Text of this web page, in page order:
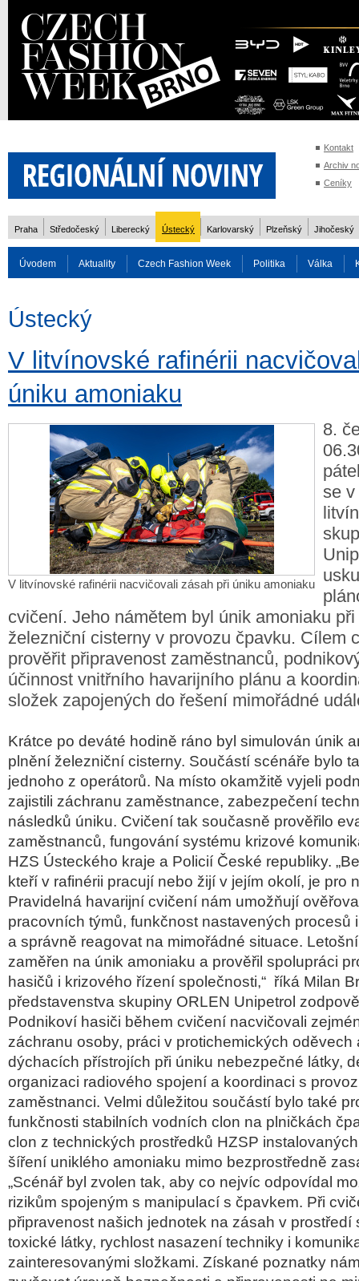
Kontakt
Archiv
Ceníky
Praha Středočeský Liberecký Ústecký Karlovarský Plzeňský Jihočeský
Úvodem Aktuality Czech Fashion Week Politika Válka
Ústecký
V litvínovské rafinérii
úniku amoniaku
V litvínovské rafinérii nacvičovali zásah při úniku amoniaku
8.
se v
cvičení. Jeho námětem byl únik amoniaku
železniční cisterny v provozu čpavku. Cílem
prověřit připravenost zaměstnanců,
účinnost vnitřního havarijního plánu a
složek zapojených do řešení mimořádné
Krátce po deváté hodině ráno byl simulován únik
plnění železniční cisterny. Součástí scénáře bylo
jednoho z operátorů. Na místo okamžitě vyjeli
zajistili záchranu zaměstnance, zabezpečení
následků úniku. Cvičení tak současně prověřilo
zaměstnanců, fungování systému krizové
HZS Ústeckého kraje a Policií České republiky.
kteří v rafinérii pracují nebo žijí v jejím okolí, je pro
Pravidelná havarijní cvičení nám umožňují
pracovních týmů, funkčnost nastavených procesů
a správně reagovat na mimořádné situace.
zaměřen na únik amoniaku a prověřil spolupráci
hasičů i krizového řízení společnosti,“ říká Milan
představenstva skupiny ORLEN Unipetrol
Podnikoví hasiči během cvičení nacvičovali
záchranu osoby, práci v protichemických oděvech
dýchacích přístrojích při úniku nebezpečné látky,
organizaci radiového spojení a koordinaci s
zaměstnanci. Velmi důležitou součástí bylo také
funkčnosti stabilních vodních clon na plničkách
clon z technických prostředků HZSP
šíření uniklého amoniaku mimo bezprostředně
„Scénář byl zvolen tak, aby co nejvíc odpovídal
rizikům spojeným s manipulací s čpavkem. Při
připravenost našich jednotek na zásah v prostředí
toxické látky, rychlost nasazení techniky i
zainteresovanými složkami. Získané poznatky